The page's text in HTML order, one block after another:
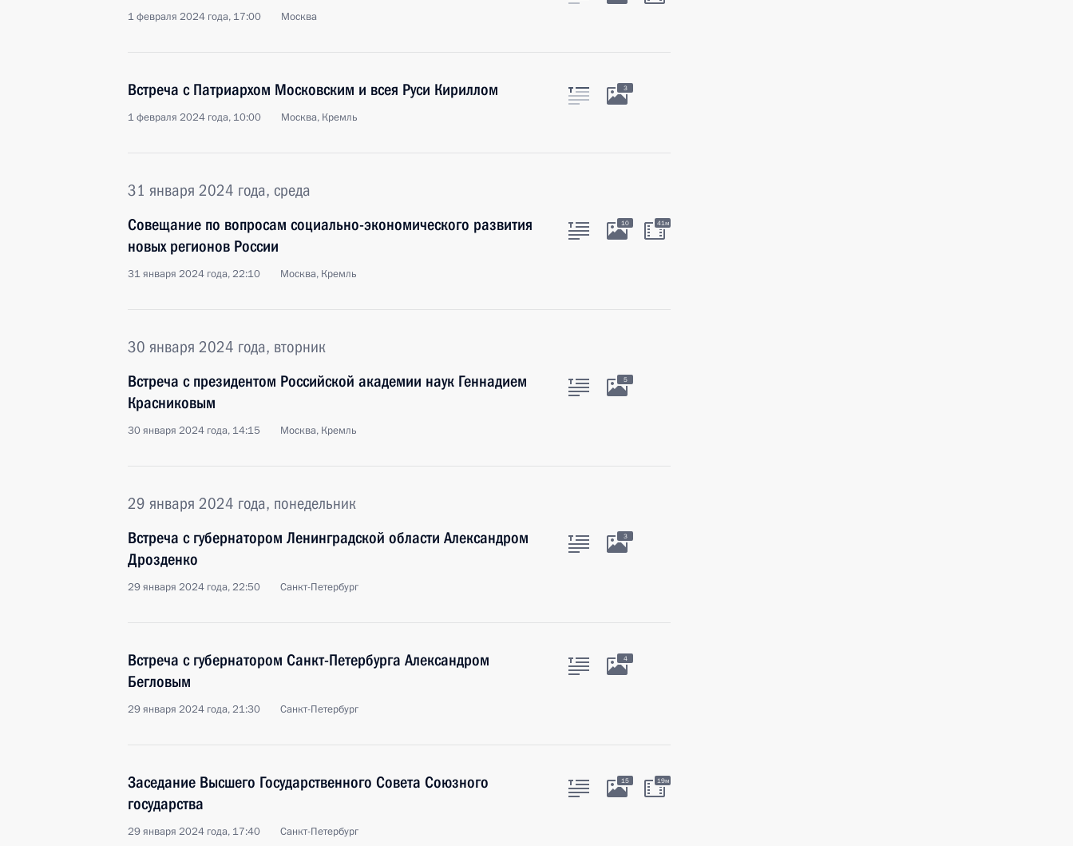
1 февраля 2024 года, 17:00 Москва
Встреча с Патриархом Московским и всея Руси Кириллом
1 февраля 2024 года, 10:00 Москва, Кремль
3
31 января 2024 года, среда
Совещание по вопросам социально-экономического развития
новых регионов России
31 января 2024 года, 22:10 Москва, Кремль
10 41м
30 января 2024 года, вторник
Встреча с президентом Российской академии наук Геннадием
Красниковым
30 января 2024 года, 14:15 Москва, Кремль
5
29 января 2024 года, понедельник
Встреча с губернатором Ленинградской области Александром
Дрозденко
29 января 2024 года, 22:50 Санкт-Петербург
3
Встреча с губернатором Санкт-Петербурга Александром
Бегловым
29 января 2024 года, 21:30 Санкт-Петербург
4
Заседание Высшего Государственного Совета Союзного
государства
29 января 2024 года, 17:40 Санкт-Петербург
15 19м